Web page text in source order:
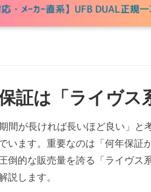
証は「ライヴス
間が長ければ長いほど良い」と
います。重要なのは「何年保証
倒的な販売量を誇る「ライヴス
説します。